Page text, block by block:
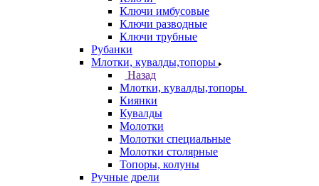
Ключи имбусовые
Ключи разводные
Ключи трубные
Рубанки
Млотки, кувалды,топоры
Назад
Млотки, кувалды,топоры
Киянки
Кувалды
Молотки
Молотки специальные
Молотки столярные
Топоры, колуны
Ручные дрели